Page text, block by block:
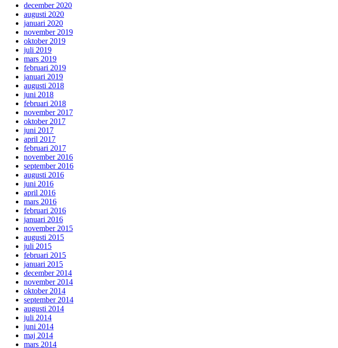
december 2020
augusti 2020
januari 2020
november 2019
oktober 2019
juli 2019
mars 2019
februari 2019
januari 2019
augusti 2018
juni 2018
februari 2018
november 2017
oktober 2017
juni 2017
april 2017
februari 2017
november 2016
september 2016
augusti 2016
juni 2016
april 2016
mars 2016
februari 2016
januari 2016
november 2015
augusti 2015
juli 2015
februari 2015
januari 2015
december 2014
november 2014
oktober 2014
september 2014
augusti 2014
juli 2014
juni 2014
maj 2014
mars 2014